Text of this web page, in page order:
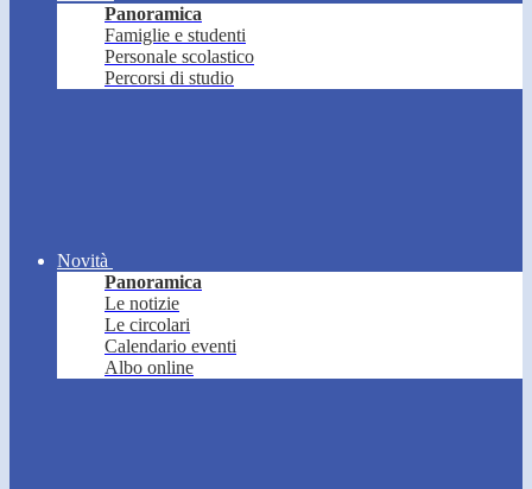
Panoramica
Famiglie e studenti
Personale scolastico
Percorsi di studio
Novità
Panoramica
Le notizie
Le circolari
Calendario eventi
Albo online